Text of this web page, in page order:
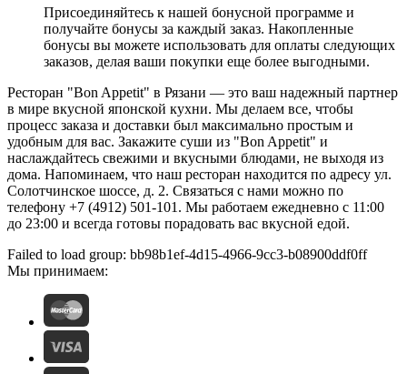
Присоединяйтесь к нашей бонусной программе и
получайте бонусы за каждый заказ. Накопленные
бонусы вы можете использовать для оплаты следующих
заказов, делая ваши покупки еще более выгодными.
Ресторан "Bon Appetit" в Рязани — это ваш надежный партнер
в мире вкусной японской кухни. Мы делаем все, чтобы
процесс заказа и доставки был максимально простым и
удобным для вас. Закажите суши из "Bon Appetit" и
наслаждайтесь свежими и вкусными блюдами, не выходя из
дома. Напоминаем, что наш ресторан находится по адресу ул.
Солотчинское шоссе, д. 2. Связаться с нами можно по
телефону +7 (4912) 501-101. Мы работаем ежедневно с 11:00
до 23:00 и всегда готовы порадовать вас вкусной едой.
Failed to load group: bb98b1ef-4d15-4966-9cc3-b08900ddf0ff
Мы принимаем: